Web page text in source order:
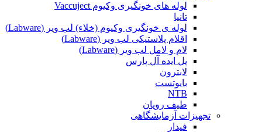
لوله های خونگیری وکیوم Vaccuject
تانیا
لوله ی خونگیری وکیوم (خلاء) لب ویر (Labware)
اقلام پلاستیکی لب ویر (Labware)
لام و لامل لب ویر (Labware)
پل ایده آل پارس
لابترون
بایوتست
NTB
طیف رویان
تجهیزات آزمایشگاهی
فیدار